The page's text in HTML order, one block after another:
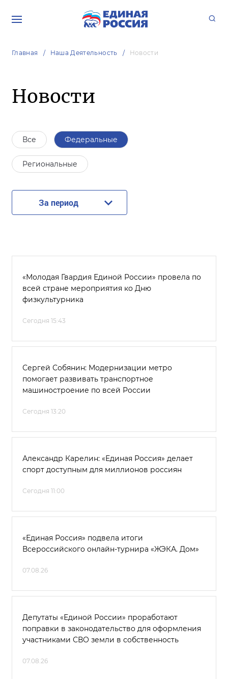
Главная Наша Деятельность Новости
Новости
Все Федеральные
Региональные
За период
«Молодая Гвардия Единой России» провела по
всей стране мероприятия ко Дню
физкультурника
Сегодня 15:43
Сергей Собянин: Модернизации метро
помогает развивать транспортное
машиностроение по всей России
Сегодня 13:20
Александр Карелин: «Единая Россия» делает
спорт доступным для миллионов россиян
Сегодня 11:00
«Единая Россия» подвела итоги
Всероссийского онлайн-турнира «ЖЭКА. Дом»
07.08.26
Депутаты «Единой России» проработают
поправки в законодательство для оформления
участниками СВО земли в собственность
07.08.26